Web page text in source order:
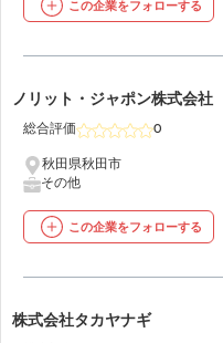
この企業をフォローする
22
ノリット・ジャポン株式会社
総合評価 0
秋田県秋田市
その他
この企業をフォローする
23
株式会社タカヤナギ